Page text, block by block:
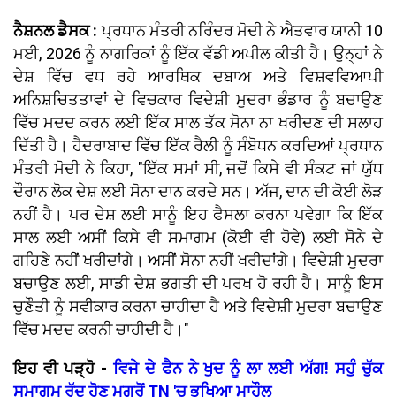
ਨੈਸ਼ਨਲ ਡੈਸਕ :ਪ੍ਰਧਾਨ ਮੰਤਰੀ ਨਰਿੰਦਰ ਮੋਦੀ ਨੇ ਐਤਵਾਰ ਯਾਨੀ 10
ਮਈ, 2026 ਨੂੰ ਨਾਗਰਿਕਾਂ ਨੂੰ ਇੱਕ ਵੱਡੀ ਅਪੀਲ ਕੀਤੀ ਹੈ। ਉਨ੍ਹਾਂ ਨੇ
ਦੇਸ਼ ਵਿੱਚ ਵਧ ਰਹੇ ਆਰਥਿਕ ਦਬਾਅ ਅਤੇ ਵਿਸ਼ਵਵਿਆਪੀ
ਅਨਿਸ਼ਚਿਤਤਾਵਾਂ ਦੇ ਵਿਚਕਾਰ ਵਿਦੇਸ਼ੀ ਮੁਦਰਾ ਭੰਡਾਰ ਨੂੰ ਬਚਾਉਣ
ਵਿੱਚ ਮਦਦ ਕਰਨ ਲਈ ਇੱਕ ਸਾਲ ਤੱਕ ਸੋਨਾ ਨਾ ਖਰੀਦਣ ਦੀ ਸਲਾਹ
ਦਿੱਤੀ ਹੈ। ਹੈਦਰਾਬਾਦ ਵਿੱਚ ਇੱਕ ਰੈਲੀ ਨੂੰ ਸੰਬੋਧਨ ਕਰਦਿਆਂ ਪ੍ਰਧਾਨ
ਮੰਤਰੀ ਮੋਦੀ ਨੇ ਕਿਹਾ, "ਇੱਕ ਸਮਾਂ ਸੀ, ਜਦੋਂ ਕਿਸੇ ਵੀ ਸੰਕਟ ਜਾਂ ਯੁੱਧ
ਦੌਰਾਨ ਲੋਕ ਦੇਸ਼ ਲਈ ਸੋਨਾ ਦਾਨ ਕਰਦੇ ਸਨ। ਅੱਜ, ਦਾਨ ਦੀ ਕੋਈ ਲੋੜ
ਨਹੀਂ ਹੈ। ਪਰ ਦੇਸ਼ ਲਈ ਸਾਨੂੰ ਇਹ ਫੈਸਲਾ ਕਰਨਾ ਪਵੇਗਾ ਕਿ ਇੱਕ
ਸਾਲ ਲਈ ਅਸੀਂ ਕਿਸੇ ਵੀ ਸਮਾਗਮ (ਕੋਈ ਵੀ ਹੋਵੇ) ਲਈ ਸੋਨੇ ਦੇ
ਗਹਿਣੇ ਨਹੀਂ ਖਰੀਦਾਂਗੇ। ਅਸੀਂ ਸੋਨਾ ਨਹੀਂ ਖਰੀਦਾਂਗੇ। ਵਿਦੇਸ਼ੀ ਮੁਦਰਾ
ਬਚਾਉਣ ਲਈ, ਸਾਡੀ ਦੇਸ਼ ਭਗਤੀ ਦੀ ਪਰਖ ਹੋ ਰਹੀ ਹੈ। ਸਾਨੂੰ ਇਸ
ਚੁਣੌਤੀ ਨੂੰ ਸਵੀਕਾਰ ਕਰਨਾ ਚਾਹੀਦਾ ਹੈ ਅਤੇ ਵਿਦੇਸ਼ੀ ਮੁਦਰਾ ਬਚਾਉਣ
ਵਿੱਚ ਮਦਦ ਕਰਨੀ ਚਾਹੀਦੀ ਹੈ।"
ਇਹ ਵੀ ਪੜ੍ਹੋ -ਵਿਜੇ ਦੇ ਫੈਨ ਨੇ ਖੁਦ ਨੂੰ ਲਾ ਲਈ ਅੱਗ! ਸਹੁੰ ਚੁੱਕ
ਸਮਾਗਮ ਰੱਦ ਹੋਣ ਮਗਰੋਂ TN 'ਚ ਭਖਿਆ ਮਾਹੌਲ